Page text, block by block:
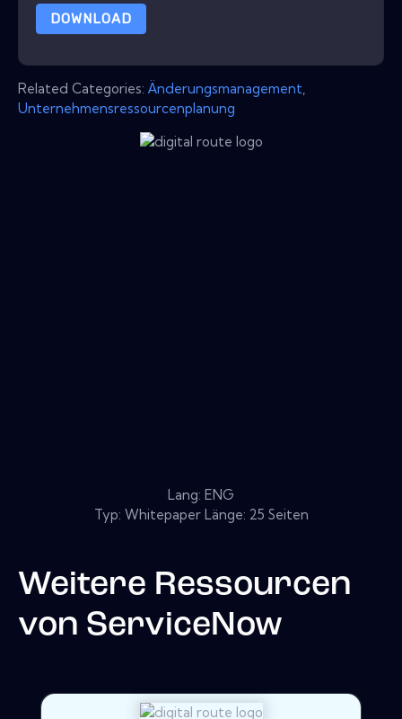
DOWNLOAD
Related Categories: Änderungsmanagement
Unternehmensressourcenplanung
Lang: ENG
Typ: Whitepaper Länge: 25 Seiten
Weitere Ressourcen
von ServiceNow